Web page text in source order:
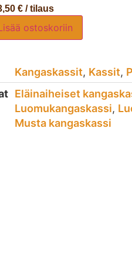
€ / tilaus
ostoskoriin
Kangaskassit, Kassit,
Eläinaiheiset
Luomukangaskassi,
Musta kangaskassi